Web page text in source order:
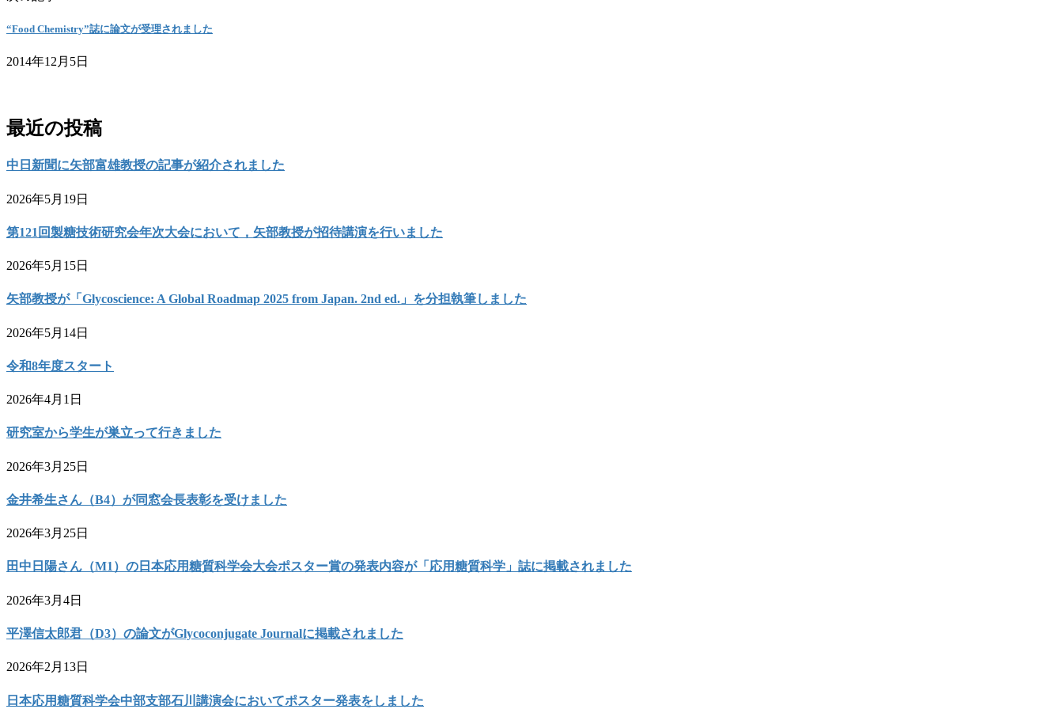
“Food Chemistry”誌に論文が受理されました
2014年12月5日
最近の投稿
中日新聞に矢部富雄教授の記事が紹介されました
2026年5月19日
第121回製糖技術研究会年次大会において，矢部教授が招待講演を行いました
2026年5月15日
矢部教授が「Glycoscience: A Global Roadmap 2025 from Japan. 2nd ed.」を分担執筆しました
2026年5月14日
令和8年度スタート
2026年4月1日
研究室から学生が巣立って行きました
2026年3月25日
金井希生さん（B4）が同窓会長表彰を受けました
2026年3月25日
田中日陽さん（M1）の日本応用糖質科学会大会ポスター賞の発表内容が「応用糖質科学」誌に掲載されました
2026年3月4日
平澤信太郎君（D3）の論文がGlycoconjugate Journalに掲載されました
2026年2月13日
日本応用糖質科学会中部支部石川講演会においてポスター発表をしました